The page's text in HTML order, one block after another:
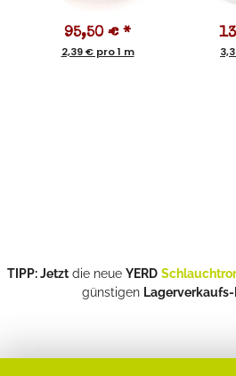
95,50 € *
2,39 € pro 1 m
TIPP: Jetztdie neue YERD
günstigen